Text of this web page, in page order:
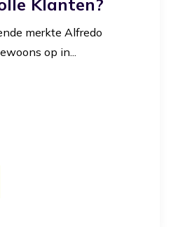
Klanten?
merkte Alfredo
op in...